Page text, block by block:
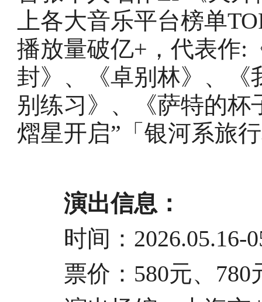
上各大音乐平台榜单
播放量破亿+，代表作:
封》、《卓别林》、《
别练习》、《萨特的杯
熠星开启”「银河系旅
演出信息：
时间：2026.05.16-
票价：580元、780